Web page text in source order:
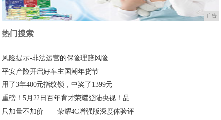
广告
热门搜索
风险提示-非法运营的保险理赔风险
平安产险开启好车主国潮年货节
用了3年400元指纹锁，中奖了1399元
重磅！5月22日百年育才荣耀登陆央视！品
只加量不加价——荣耀4C增强版深度体验评